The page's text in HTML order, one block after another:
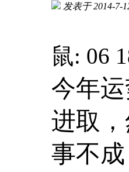
发表于 2014-7-
鼠: 06
今年
进取
事不